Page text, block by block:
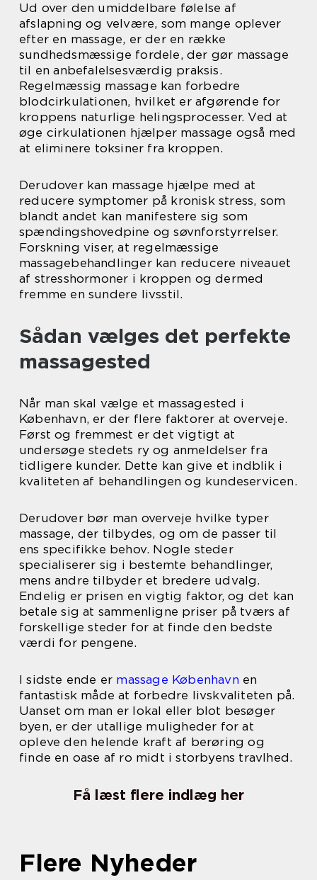
Ud over den umiddelbare følelse af
afslapning og velvære, som mange oplever
efter en massage, er der en række
sundhedsmæssige fordele, der gør massage
til en anbefalelsesværdig praksis.
Regelmæssig massage kan forbedre
blodcirkulationen, hvilket er afgørende for
kroppens naturlige helingsprocesser. Ved at
øge cirkulationen hjælper massage også med
at eliminere toksiner fra kroppen.
Derudover kan massage hjælpe med at
reducere symptomer på kronisk stress, som
blandt andet kan manifestere sig som
spændingshovedpine og søvnforstyrrelser.
Forskning viser, at regelmæssige
massagebehandlinger kan reducere niveauet
af stresshormoner i kroppen og dermed
fremme en sundere livsstil.
Sådan vælges det perfekte
massagested
Når man skal vælge et massagested i
København, er der flere faktorer at overveje.
Først og fremmest er det vigtigt at
undersøge stedets ry og anmeldelser fra
tidligere kunder. Dette kan give et indblik i
kvaliteten af behandlingen og kundeservicen.
Derudover bør man overveje hvilke typer
massage, der tilbydes, og om de passer til
ens specifikke behov. Nogle steder
specialiserer sig i bestemte behandlinger,
mens andre tilbyder et bredere udvalg.
Endelig er prisen en vigtig faktor, og det kan
betale sig at sammenligne priser på tværs af
forskellige steder for at finde den bedste
værdi for pengene.
I sidste ende er massage København en
fantastisk måde at forbedre livskvaliteten på.
Uanset om man er lokal eller blot besøger
byen, er der utallige muligheder for at
opleve den helende kraft af berøring og
finde en oase af ro midt i storbyens travlhed.
Få læst flere indlæg her
Flere Nyheder